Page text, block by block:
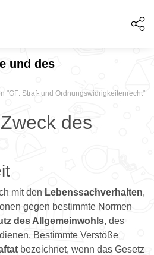
und des
"GF: Straf- und Ordnungswidrigkeitenrecht"
des
mit den Lebenssachverhalten,
gegen bestimmte Normen
des Allgemeinwohls, des
Bestimmte Verstöße
bezeichnet, wenn das Gesetz